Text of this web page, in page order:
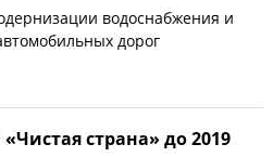
водоснабжения и
дорог
страна» до 2019